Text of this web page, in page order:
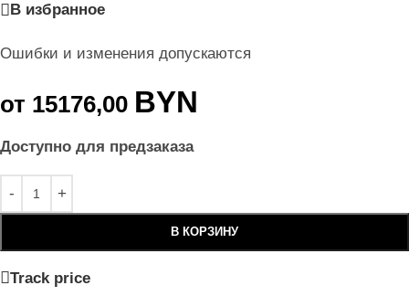
В избранное
Ошибки и изменения допускаются
от 15176,00 BYN
Доступно для предзаказа
В КОРЗИНУ
Track price